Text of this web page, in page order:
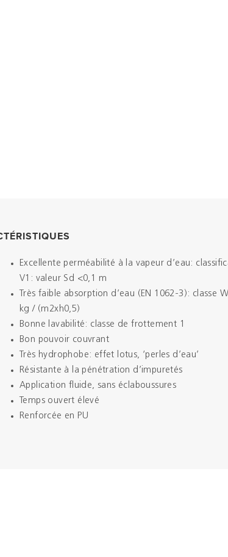
Excellente perméabilité à la vapeur d’eau:
V1: valeur Sd <0,1 m
Très faible absorption d’eau (EN 1062-3): classe
kg / (m2xh0,5)
Bonne lavabilité: classe de frottement 1
Bon pouvoir couvrant
Très hydrophobe: effet lotus, ‘perles d’eau’
Résistante à la pénétration d’impuretés
Application fluide, sans éclaboussures
Temps ouvert élevé
Renforcée en PU